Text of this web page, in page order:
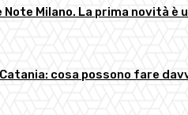
Milano. La prima novità è
cosa possono fare